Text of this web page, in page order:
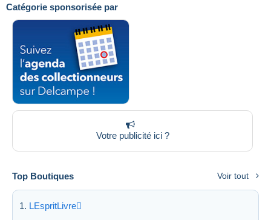
Catégorie sponsorisée par
Votre publicité ici ?
Top Boutiques Voir tout
LEspritLivre